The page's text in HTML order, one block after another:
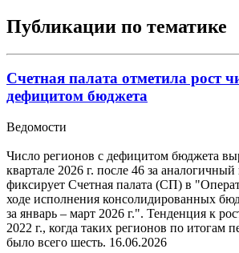
Публикации по тематике
Счетная палата отметила рост
дефицитом бюджета
Ведомости
Число регионов с дефицитом бюджета
квартале 2026 г. после 46 за
фиксирует Счетная палата (СП) в
ходе исполнения консолидированных
за январь – март 2026 г.". Тенденция к
2022 г., когда таких регионов по итогам
было всего шесть. 16.06.2026